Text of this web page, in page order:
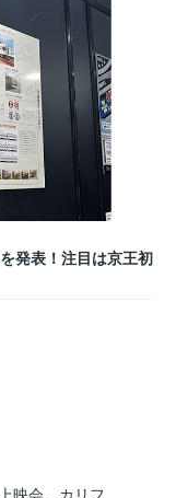
発表！注目は京王初